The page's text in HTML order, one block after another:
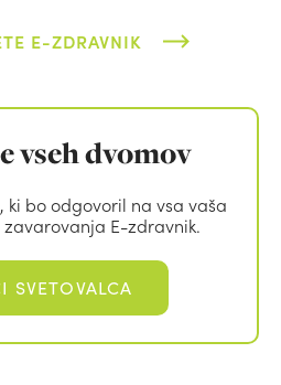
E-ZDRAVNIK
vseh dvomov
ki bo odgovoril na vsa vaša
E-zdravnik.
SVETOVALCA